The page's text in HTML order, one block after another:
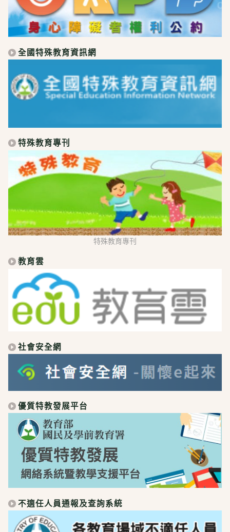
全國特殊教育資訊網
特殊教育專刊
特殊教育專刊
教育雲
社會安全網
優質特教發展平台
不適任人員通報及查詢系統